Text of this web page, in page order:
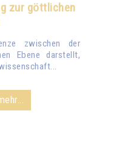
zur göttlichen
zwischen der
Ebene darstellt,